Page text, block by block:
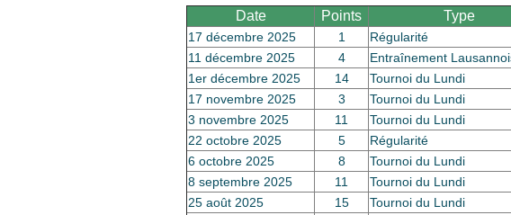
Date Points Type
17 décembre 2025 1
Régularité
11 décembre 2025
4
Entraînement
1er décembre 2025
14
Tournoi du Lundi
17 novembre 2025
3
Tournoi du Lundi
3 novembre 2025
11
Tournoi du Lundi
22 octobre 2025
5
Régularité
6 octobre 2025
8
Tournoi du Lundi
8 septembre 2025
11
Tournoi du Lundi
25 août 2025
15
Tournoi du Lundi